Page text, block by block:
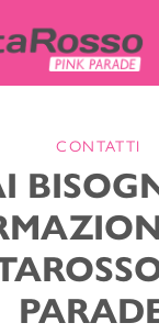
CONTATTI